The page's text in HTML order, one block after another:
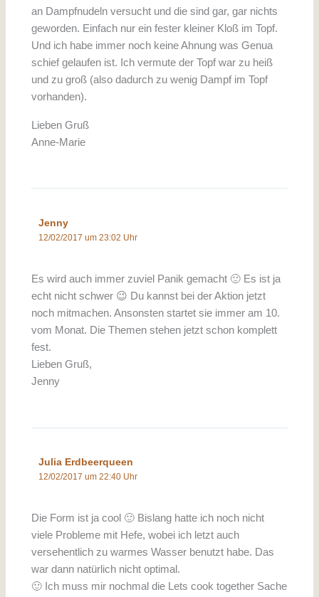
an Dampfnudeln versucht und die sind gar, gar nichts
geworden. Einfach nur ein fester kleiner Kloß im Topf.
Und ich habe immer noch keine Ahnung was Genua
schief gelaufen ist. Ich vermute der Topf war zu heiß
und zu groß (also dadurch zu wenig Dampf im Topf
vorhanden).
Lieben Gruß
Anne-Marie
Jenny
12/02/2017 um 23:02 Uhr
Es wird auch immer zuviel Panik gemacht 🙂 Es ist ja
echt nicht schwer 😉 Du kannst bei der Aktion jetzt
noch mitmachen. Ansonsten startet sie immer am 10.
vom Monat. Die Themen stehen jetzt schon komplett
fest.
Lieben Gruß,
Jenny
Julia Erdbeerqueen
12/02/2017 um 22:40 Uhr
Die Form ist ja cool 🙂 Bislang hatte ich noch nicht
viele Probleme mit Hefe, wobei ich letzt auch
versehentlich zu warmes Wasser benutzt habe. Das
war dann natürlich nicht optimal.
🙂 Ich muss mir nochmal die Lets cook together Sache